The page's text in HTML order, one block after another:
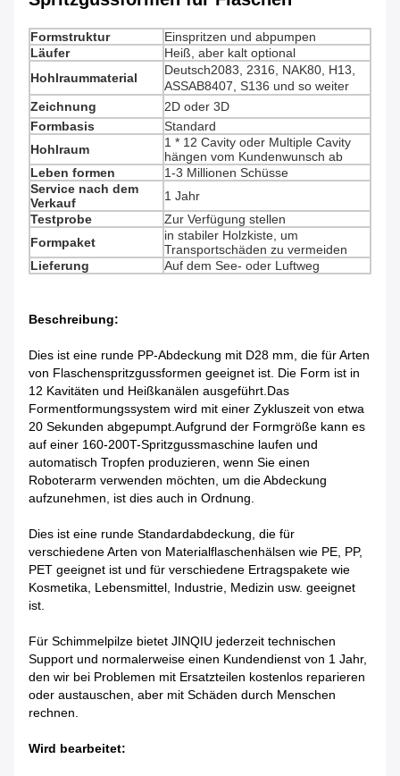
Formstruktur
Einspritzen und abpumpen
Läufer
Heiß, aber kalt optional
Hohlraummaterial
Deutsch2083, 2316, NAK80, H13,
ASSAB8407, S136 und so weiter
Zeichnung
2D oder 3D
Formbasis
Standard
Hohlraum
1 * 12 Cavity oder Multiple Cavity
hängen vom Kundenwunsch ab
Leben formen
1-3 Millionen Schüsse
Service nach dem
Verkauf
1 Jahr
Testprobe
Zur Verfügung stellen
Formpaket
in stabiler Holzkiste, um
Transportschäden zu vermeiden
Lieferung
Auf dem See- oder Luftweg
Beschreibung:
Dies ist eine runde PP-Abdeckung mit D28 mm, die für Arten
von Flaschenspritzgussformen geeignet ist. Die Form ist in
12 Kavitäten und Heißkanälen ausgeführt.Das
Formentformungssystem wird mit einer Zykluszeit von etwa
20 Sekunden abgepumpt.Aufgrund der Formgröße kann es
auf einer 160-200T-Spritzgussmaschine laufen und
automatisch Tropfen produzieren, wenn Sie einen
Roboterarm verwenden möchten, um die Abdeckung
aufzunehmen, ist dies auch in Ordnung.
Dies ist eine runde Standardabdeckung, die für
verschiedene Arten von Materialflaschenhälsen wie PE, PP,
PET geeignet ist und für verschiedene Ertragspakete wie
Kosmetika, Lebensmittel, Industrie, Medizin usw. geeignet
ist.
Für Schimmelpilze bietet JINQIU jederzeit technischen
Support und normalerweise einen Kundendienst von 1 Jahr,
den wir bei Problemen mit Ersatzteilen kostenlos reparieren
oder austauschen, aber mit Schäden durch Menschen
rechnen.
Wird bearbeitet: